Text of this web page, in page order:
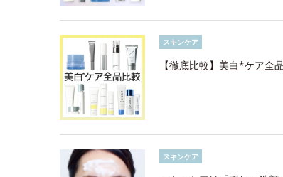
スキンケア
【徹底比較】美白*ケア全
スキンケア